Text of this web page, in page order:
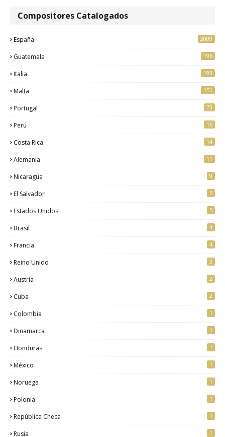
Compositores Catalogados
España 2009
Guatemala 196
Italia 193
Malta 151
Portugal 23
Perú 16
Costa Rica 14
Alemania 11
Nicaragua 9
El Salvador 5
Estados Unidos 5
Brasil 4
Francia 4
Reino Unido 3
Austria 2
Cuba 2
Colombia 1
Dinamarca 1
Honduras 1
México 1
Noruega 1
Polonia 1
República Checa 1
Rusia 1